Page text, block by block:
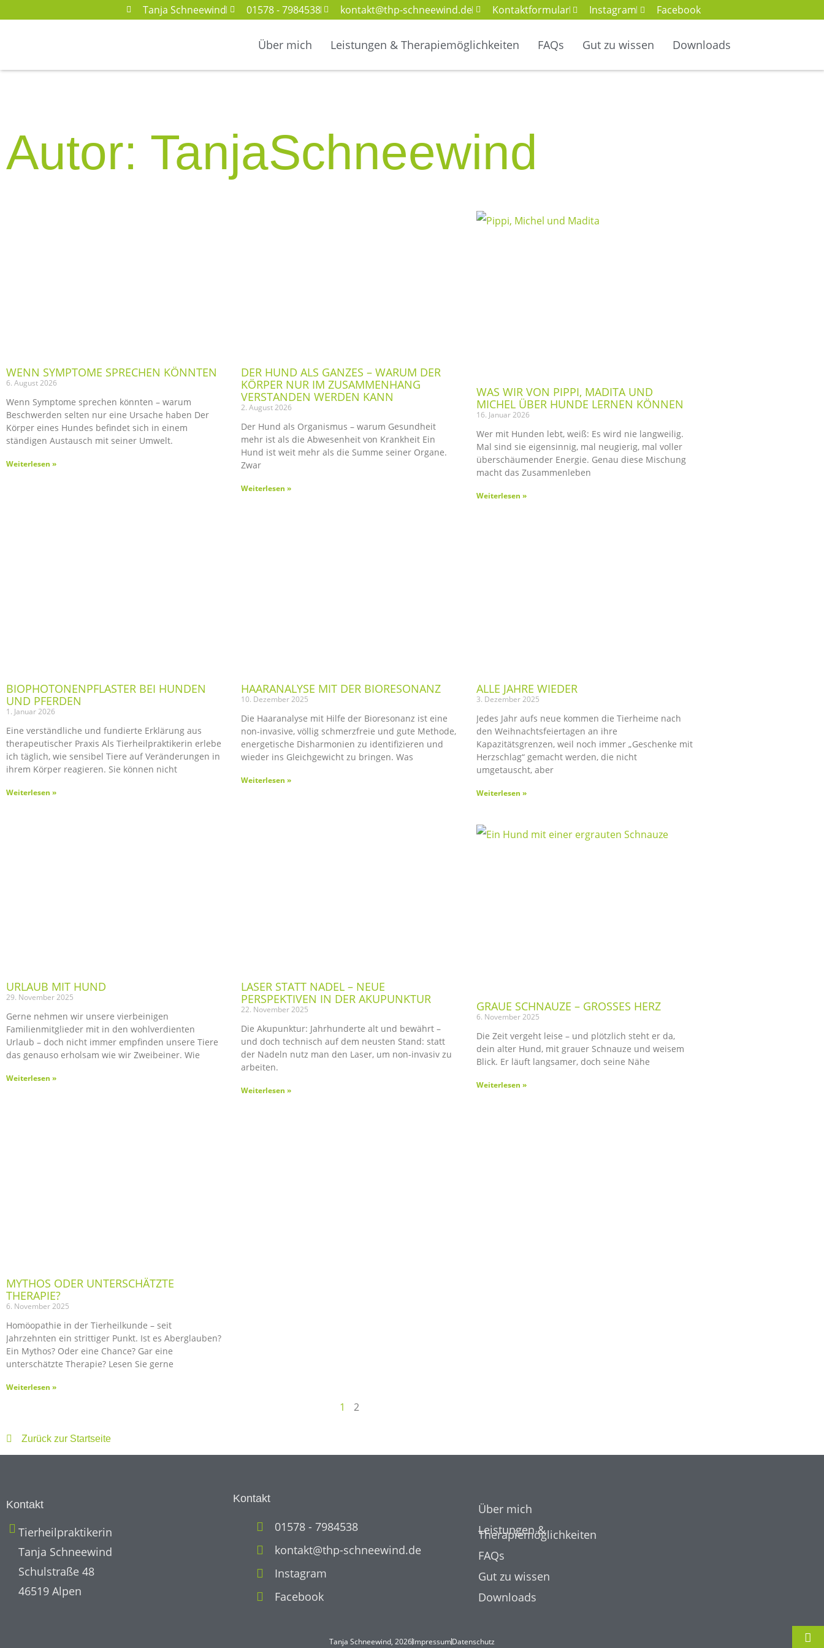
Tanja Schneewind 01578 - 7984538 kontakt@thp-schneewind.de Kontaktformular Instagram Facebook
Über mich Leistungen & Therapiemöglichkeiten FAQs Gut zu wissen Downloads
Autor: TanjaSchneewind
WENN SYMPTOME SPRECHEN KÖNNTEN
6. August 2026
Wenn Symptome sprechen könnten – warum
Beschwerden selten nur eine Ursache haben Der
Körper eines Hundes befindet sich in einem
ständigen Austausch mit seiner Umwelt.
Weiterlesen »
DER HUND ALS GANZES – WARUM DER
KÖRPER NUR IM ZUSAMMENHANG
VERSTANDEN WERDEN KANN
2. August 2026
Der Hund als Organismus – warum Gesundheit
mehr ist als die Abwesenheit von Krankheit Ein
Hund ist weit mehr als die Summe seiner Organe.
Zwar
Weiterlesen »
WAS WIR VON PIPPI, MADITA UND
MICHEL ÜBER HUNDE LERNEN KÖNNEN
16. Januar 2026
Wer mit Hunden lebt, weiß: Es wird nie langweilig.
Mal sind sie eigensinnig, mal neugierig, mal voller
überschäumender Energie. Genau diese Mischung
macht das Zusammenleben
Weiterlesen »
BIOPHOTONENPFLASTER BEI HUNDEN
UND PFERDEN
1. Januar 2026
Eine verständliche und fundierte Erklärung aus
therapeutischer Praxis Als Tierheilpraktikerin erlebe
ich täglich, wie sensibel Tiere auf Veränderungen in
ihrem Körper reagieren. Sie können nicht
Weiterlesen »
HAARANALYSE MIT DER BIORESONANZ
10. Dezember 2025
Die Haaranalyse mit Hilfe der Bioresonanz ist eine
non-invasive, völlig schmerzfreie und gute Methode,
energetische Disharmonien zu identifizieren und
wieder ins Gleichgewicht zu bringen. Was
Weiterlesen »
ALLE JAHRE WIEDER
3. Dezember 2025
Jedes Jahr aufs neue kommen die Tierheime nach
den Weihnachtsfeiertagen an ihre
Kapazitätsgrenzen, weil noch immer „Geschenke mit
Herzschlag“ gemacht werden, die nicht
umgetauscht, aber
Weiterlesen »
URLAUB MIT HUND
29. November 2025
Gerne nehmen wir unsere vierbeinigen
Familienmitglieder mit in den wohlverdienten
Urlaub – doch nicht immer empfinden unsere Tiere
das genauso erholsam wie wir Zweibeiner. Wie
Weiterlesen »
LASER STATT NADEL – NEUE
PERSPEKTIVEN IN DER AKUPUNKTUR
22. November 2025
Die Akupunktur: Jahrhunderte alt und bewährt –
und doch technisch auf dem neusten Stand: statt
der Nadeln nutz man den Laser, um non-invasiv zu
arbeiten.
Weiterlesen »
GRAUE SCHNAUZE – GROSSES HERZ
6. November 2025
Die Zeit vergeht leise – und plötzlich steht er da,
dein alter Hund, mit grauer Schnauze und weisem
Blick. Er läuft langsamer, doch seine Nähe
Weiterlesen »
MYTHOS ODER UNTERSCHÄTZTE
THERAPIE?
6. November 2025
Homöopathie in der Tierheilkunde – seit
Jahrzehnten ein strittiger Punkt. Ist es Aberglauben?
Ein Mythos? Oder eine Chance? Gar eine
unterschätzte Therapie? Lesen Sie gerne
Weiterlesen »
1 2
Zurück zur Startseite
Kontakt
Tierheilpraktikerin
Tanja Schneewind
Schulstraße 48
46519 Alpen
Kontakt
01578 - 7984538
kontakt@thp-schneewind.de
Instagram
Facebook
Über mich
Leistungen &
Therapiemöglichkeiten
FAQs
Gut zu wissen
Downloads
Tanja Schneewind, 2026ImpressumDatenschutz